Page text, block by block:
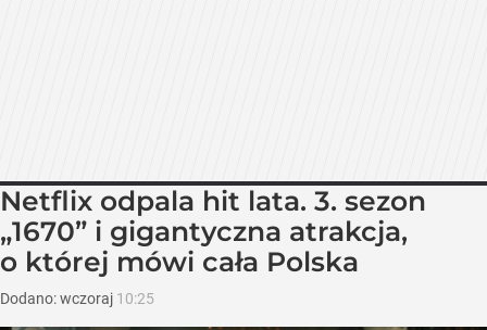
Netflix odpala hit lata. 3. sezon
„1670” i gigantyczna atrakcja,
o której mówi cała Polska
Dodano:wczoraj 10:25